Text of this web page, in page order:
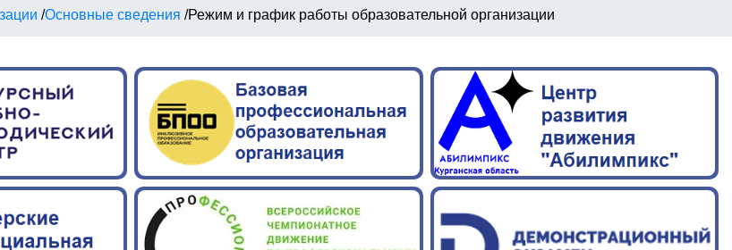
/Основные сведения /Режим и график работы образовательной организации